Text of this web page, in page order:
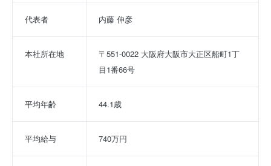
代表者 内藤 伸彦
本社所在地
〒551-0022 大阪府大阪市大正区船町1丁
目1番66号
平均年齢 44.1歳
平均給与 740万円